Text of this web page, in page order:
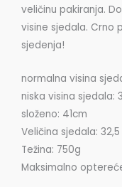
veličinu pakiranja.
visine sjedala. Crno
sjedenja!
normalna visina
niska visina sjedala:
složeno: 41cm
Veličina sjedala:
Težina: 750g
Maksimalno